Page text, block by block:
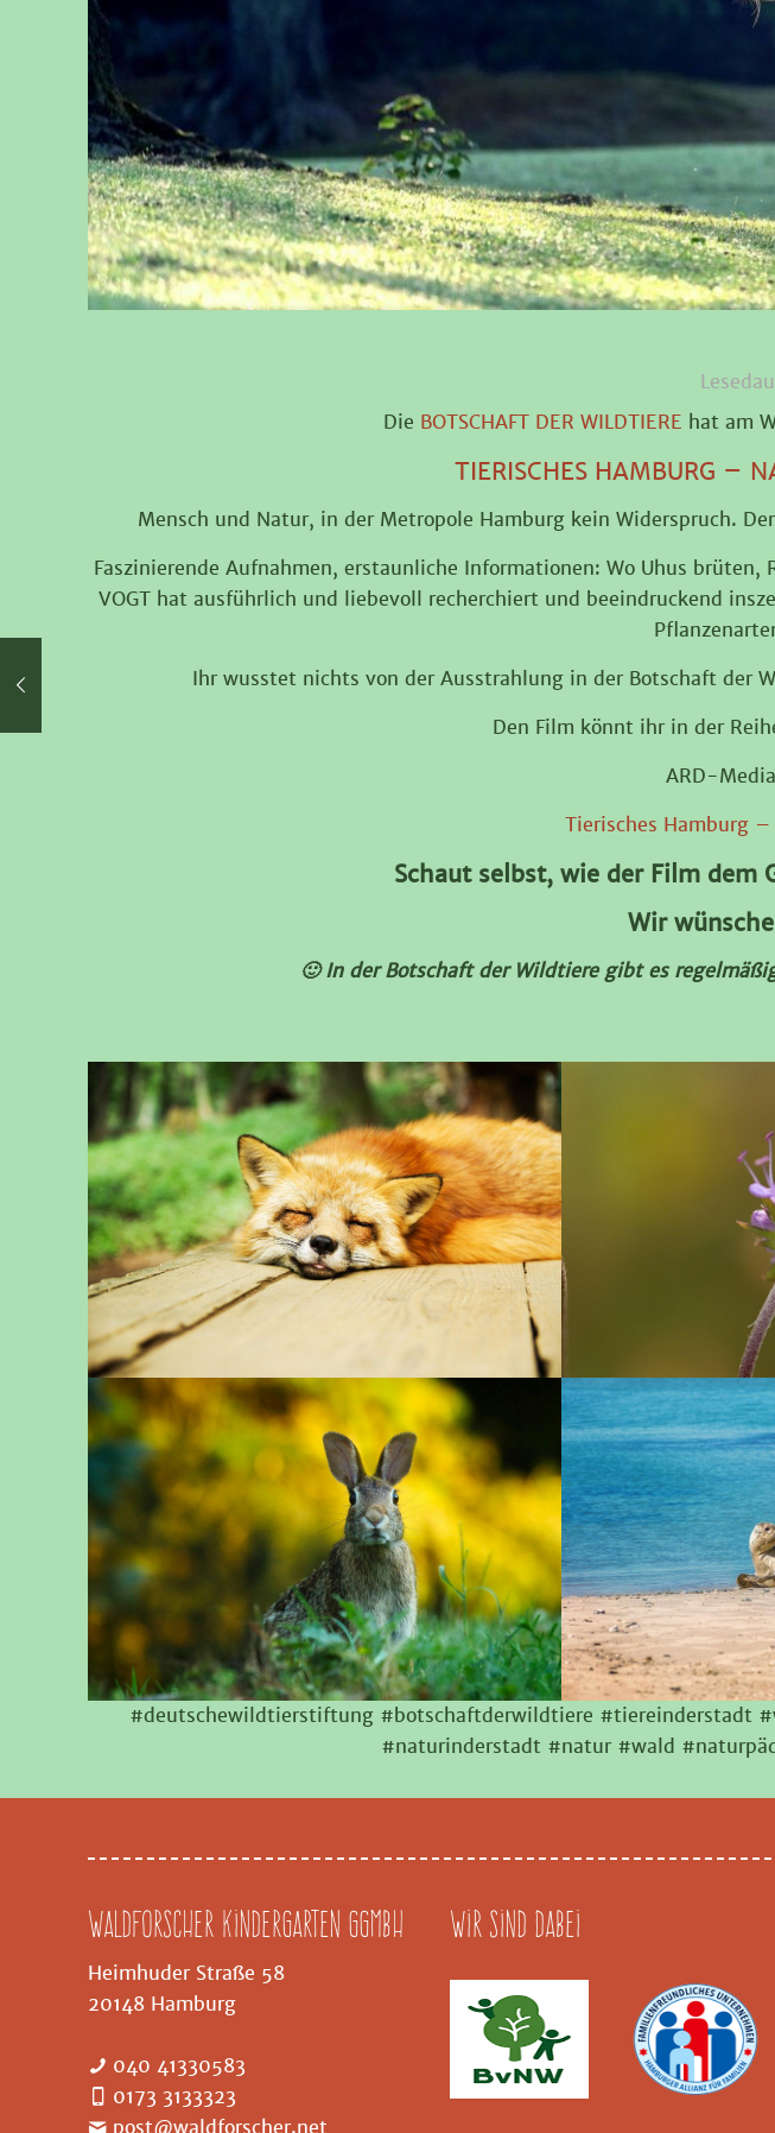
Die BOTSCHAFT DER WILDTIERE hat am
TIERISCHES HAMBURG –
Mensch und Natur, in der Metropole Hamburg kein Widerspruch.
Faszinierende Aufnahmen, erstaunliche Informationen: Wo Uhus brüten,
VOGT hat ausführlich und liebevoll recherchiert und beeindruckend
Ihr wusstet nichts von der Ausstrahlung in der Botschaft der
Den Film könnt ihr in der
ARD-
Tierisches Hamburg
Schaut selbst, wie der Film dem
Wir
🙂 In der Botschaft der Wildtiere gibt es
#deutschewildtierstiftung #botschaftderwildtiere #tiereinderstadt
#naturinderstadt #natur #wald
Waldforscher Kindergarten GGMBH
Heimhuder Straße 58
20148 Hamburg
040 41330583
0173 3133323
post@waldforscher.net
Wir sind dabei